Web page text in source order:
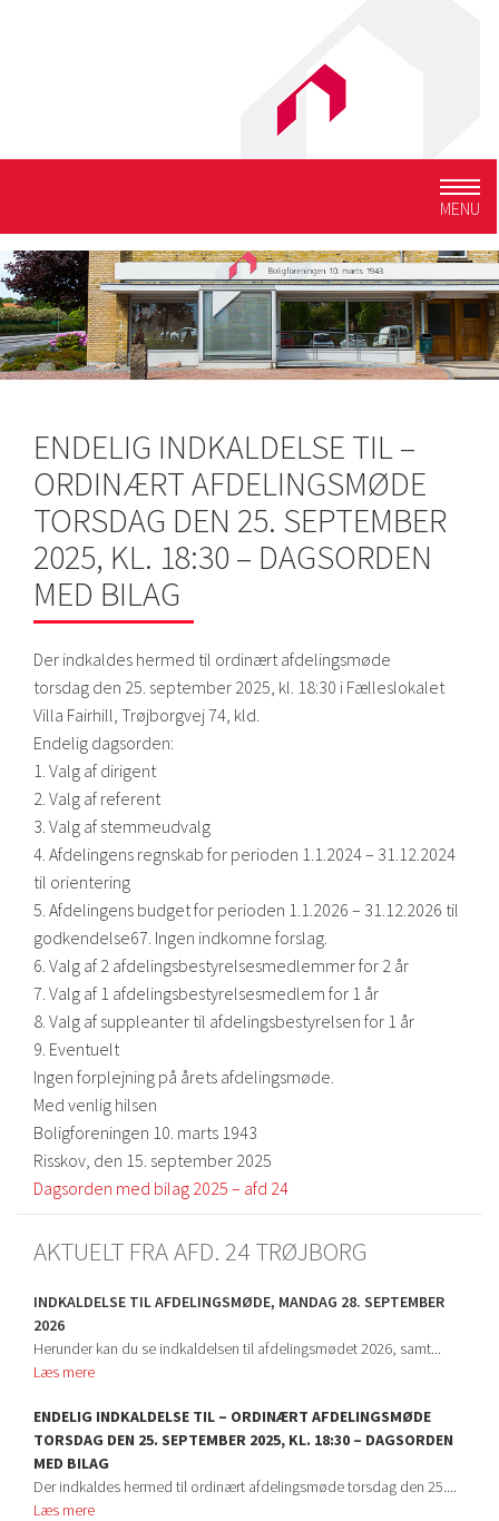
MENU
ENDELIG INDKALDELSE TIL –
ORDINÆRT AFDELINGSMØDE
TORSDAG DEN 25. SEPTEMBER
2025, KL. 18:30 – DAGSORDEN
MED BILAG
Der indkaldes hermed til ordinært afdelingsmøde
torsdag den 25. september 2025, kl. 18:30 i Fælleslokalet
Villa Fairhill, Trøjborgvej 74, kld.
Endelig dagsorden:
1. Valg af dirigent
2. Valg af referent
3. Valg af stemmeudvalg
4. Afdelingens regnskab for perioden 1.1.2024 – 31.12.2024
til orientering
5. Afdelingens budget for perioden 1.1.2026 – 31.12.2026 til
godkendelse67. Ingen indkomne forslag.
6. Valg af 2 afdelingsbestyrelsesmedlemmer for 2 år
7. Valg af 1 afdelingsbestyrelsesmedlem for 1 år
8. Valg af suppleanter til afdelingsbestyrelsen for 1 år
9. Eventuelt
Ingen forplejning på årets afdelingsmøde.
Med venlig hilsen
Boligforeningen 10. marts 1943
Risskov, den 15. september 2025
Dagsorden med bilag 2025 – afd 24
AKTUELT FRA AFD. 24 TRØJBORG
INDKALDELSE TIL AFDELINGSMØDE, MANDAG 28. SEPTEMBER
2026
Herunder kan du se indkaldelsen til afdelingsmødet 2026, samt...
Læs mere
ENDELIG INDKALDELSE TIL – ORDINÆRT AFDELINGSMØDE
TORSDAG DEN 25. SEPTEMBER 2025, KL. 18:30 – DAGSORDEN
MED BILAG
Der indkaldes hermed til ordinært afdelingsmøde torsdag den 25....
Læs mere